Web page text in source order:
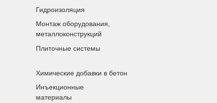
Гидроизоляция
Монтаж оборудования,
металлоконструкций
Плиточные системы
Химические добавки в бетон
Инъекционные
материалы